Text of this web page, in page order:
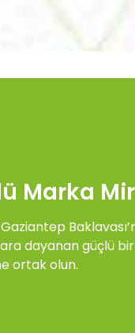
Marka
dayanan güçlü
ortak olun.